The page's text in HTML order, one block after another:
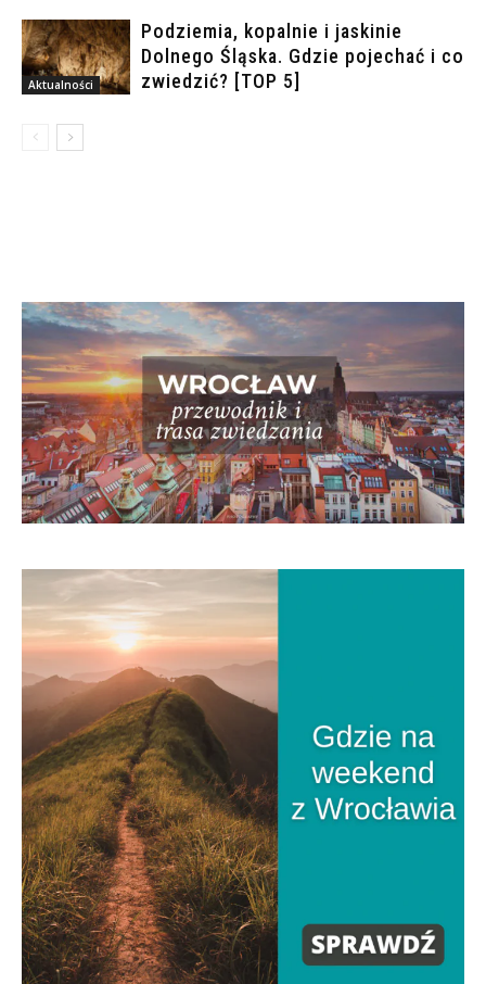
Aktualności
Podziemia, kopalnie i jaskinie
Dolnego Śląska. Gdzie pojechać i co
zwiedzić? [TOP 5]